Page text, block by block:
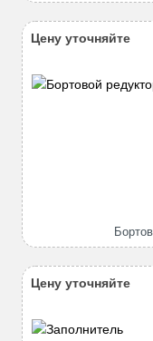
Цену уточняйте
Цену уточняйте